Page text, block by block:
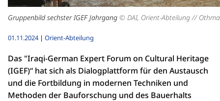
Gruppenbild sechster IGEF Jahrgang © DAI, Orient-Abteilung //
01.11.2024| Orient-Abteilung
Das "Iraqi-German Expert Forum on Cultural Heritage
(IGEF)“ hat sich als Dialogplattform für den Austausch
und die Fortbildung in modernen Techniken und
Methoden der Bauforschung und des Bauerhalts